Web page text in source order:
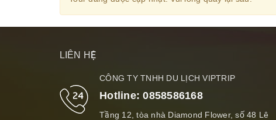
LIÊN HỆ
CÔNG TY TNHH DU LỊCH VIPTRIP
Hotline:0858586168
Tầng 12, tòa nhà Diamond Flower, số 48 Lê